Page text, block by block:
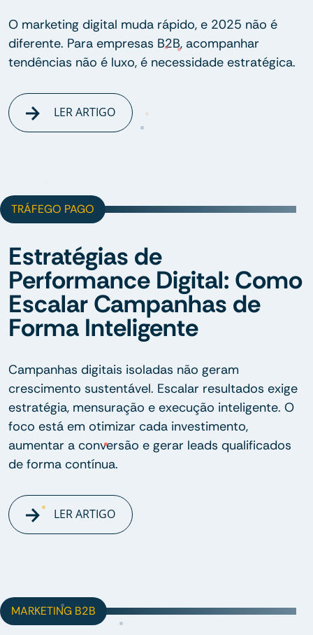
O marketing digital muda rápido, e 2025 não é
diferente. Para empresas B2B, acompanhar
tendências não é luxo, é necessidade estratégica.
LER ARTIGO
TRÁFEGO PAGO
Estratégias de
Performance Digital: Como
Escalar Campanhas de
Forma Inteligente
Campanhas digitais isoladas não geram
crescimento sustentável. Escalar resultados exige
estratégia, mensuração e execução inteligente. O
foco está em otimizar cada investimento,
aumentar a conversão e gerar leads qualificados
de forma contínua.
LER ARTIGO
MARKETING B2B